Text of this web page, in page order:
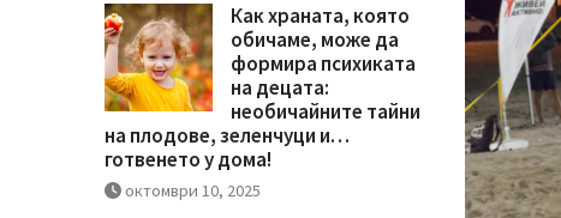
Как храната, която
обичаме, може да
формира психиката
на децата:
необичайните тайни
на плодове, зеленчуци и…
готвенето у дома!
октомври 10, 2025